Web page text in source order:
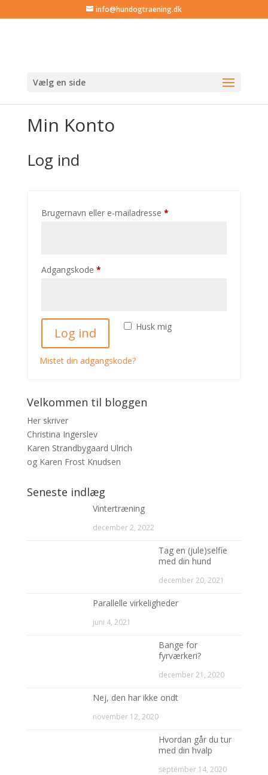
info@hundogtraening.dk
Vælg en side
Min Konto
Log ind
Brugernavn eller e-mailadresse *Påkrævet
Adgangskode *Påkrævet
Husk mig
Log ind
Mistet din adgangskode?
Velkommen til bloggen
Her skriver
Christina Ingerslev
Karen Strandbygaard Ulrich
og Karen Frost Knudsen
Seneste indlæg
Vintertræning
december 2, 2022
Tag en (jule)selfie
med din hund
december 20, 2021
Parallelle virkeligheder
juni 4, 2021
Bange for
fyrværkeri?
december 21, 2020
Nej, den har ikke ondt
november 12, 2020
Hvordan går du tur
med din hvalp
september 14, 2020